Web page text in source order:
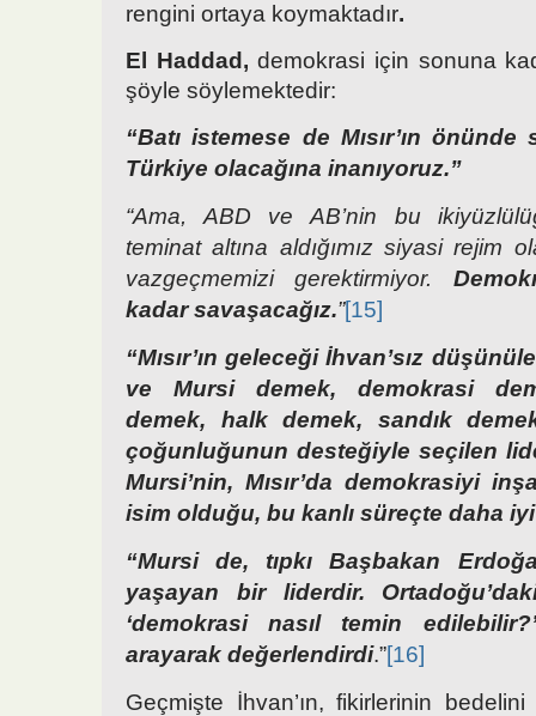
rengini ortaya koymaktadır.
El Haddad,demokrasi için sonuna
şöyle söylemektedir:
“Batı istemese de Mısır’ın
Türkiye olacağına inanıyoruz.”
“Ama, ABD ve AB’nin bu
teminat altına aldığımız siyasi rejim
vazgeçmemizi gerektirmiyor.
kadar savaşacağız.”[15]
“Mısır’ın geleceği İhvan’sız
ve Mursi demek, demokrasi
demek, halk demek, sandık
çoğunluğunun desteğiyle seçilen
Mursi’nin, Mısır’da demokrasiyi
isim olduğu, bu kanlı süreçte daha iyi
“Mursi de, tıpkı Başbakan
yaşayan bir liderdir.
‘demokrasi nasıl temin
arayarak değerlendirdi.”[16]
Geçmişte İhvan’ın, fikirlerinin